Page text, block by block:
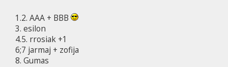
t
1.2. AAA + BBB
3. esilon
4.5. rrosiak +1
6;7 jarmaj + zofija
8. Gumas